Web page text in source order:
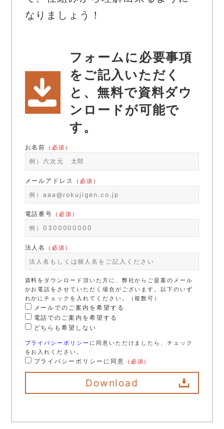
なりましょう！
フォームに必要事項
をご記入いただく
と、無料で資料ダウ
ンロードが可能で
す。
お名前 （必須）
メールアドレス （必須）
電話番号 （必須）
法人名 （必須）
資料をダウンロード頂いた方に、弊社からご提案のメール
かお電話をさせていただく場合がございます。以下のいず
れかにチェックを入れてください。（複数可）
メールでのご案内を希望する
電話でのご案内を希望する
どちらも希望しない
プライバシーポリシー に同意いただけましたら、チェック
をお入れください。
プライバシーポリシーに同意 （必須）